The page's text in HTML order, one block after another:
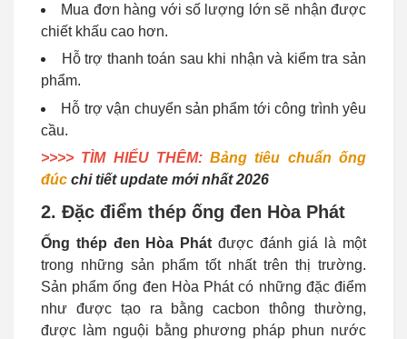
Mua đơn hàng với số lượng lớn sẽ nhận được
chiết khấu cao hơn.
Hỗ trợ thanh toán sau khi nhận và kiểm tra sản
phẩm.
Hỗ trợ vận chuyển sản phẩm tới công trình yêu
cầu.
>>>> TÌM HIỂU THÊM: Bảng tiêu chuẩn ống
đúc chi tiết update mới nhất 2026
2. Đặc điểm thép ống đen Hòa Phát
Ống thép đen Hòa Phát được đánh giá là một
trong những sản phẩm tốt nhất trên thị trường.
Sản phẩm ống đen Hòa Phát có những đặc điểm
như được tạo ra bằng cacbon thông thường,
được làm nguội bằng phương pháp phun nước